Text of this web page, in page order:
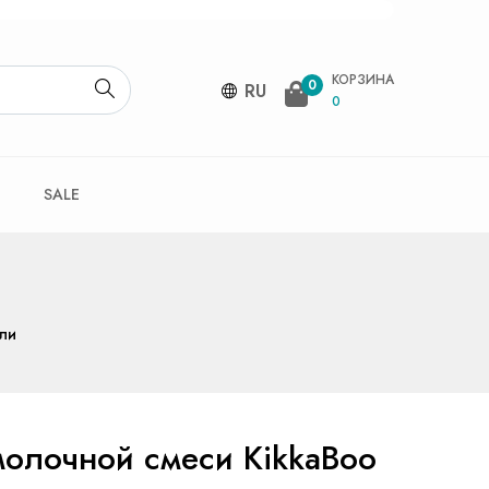
RU 0
КОРЗИНА
0
SALE
смеси KikkaBoo